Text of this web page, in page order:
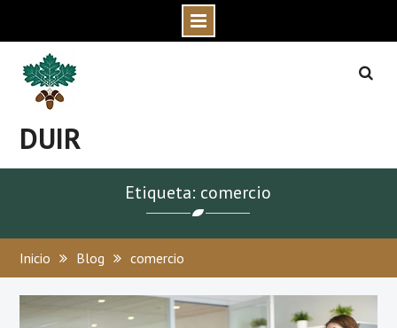
content
DUIR
Etiqueta: comercio
Inicio Blog comercio